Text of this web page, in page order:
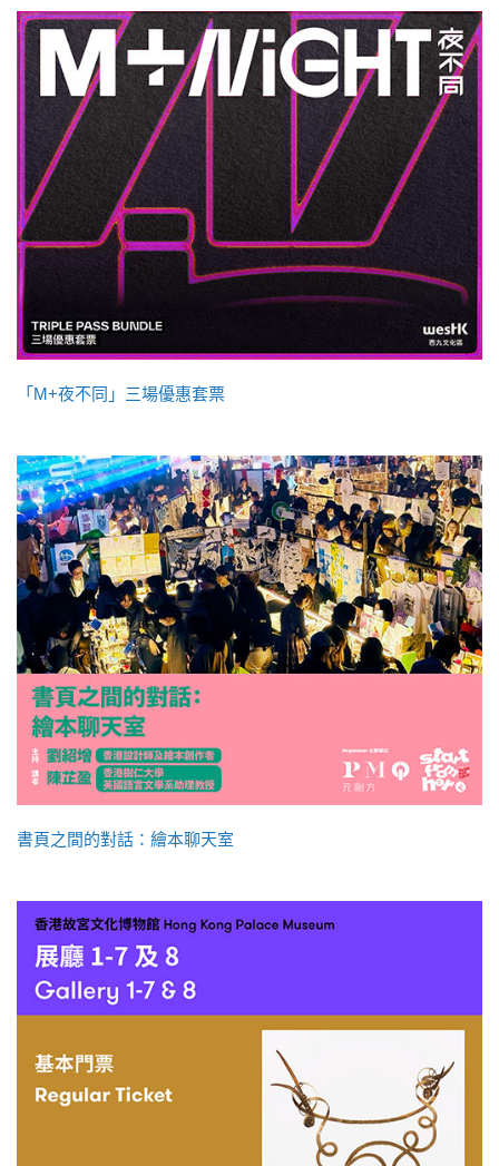
「M+夜不同」三場優惠套票
書頁之間的對話：繪本聊天室